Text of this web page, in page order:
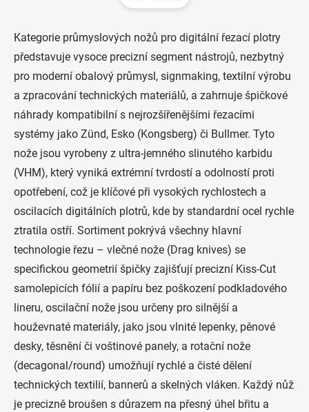
d
c
p
r
v
k
y
v
ý
p
i
u
á
k
o
á
n
í
Kategorie průmyslových nožů pro digitální řezací plotry
představuje vysoce precizní segment nástrojů, nezbytný
pro moderní obalový průmysl, signmaking, textilní výrobu
a zpracování technických materiálů, a zahrnuje špičkové
náhrady kompatibilní s nejrozšířenějšími řezacími
systémy jako Zünd, Esko (Kongsberg) či Bullmer. Tyto
nože jsou vyrobeny z ultra-jemného slinutého karbidu
(VHM), který vyniká extrémní tvrdostí a odolností proti
opotřebení, což je klíčové při vysokých rychlostech a
oscilacích digitálních plotrů, kde by standardní ocel rychle
ztratila ostří. Sortiment pokrývá všechny hlavní
technologie řezu – vlečné nože (Drag knives) se
specifickou geometrií špičky zajišťují precizní Kiss-Cut
samolepicích fólií a papíru bez poškození podkladového
lineru, oscilační nože jsou určeny pro silnější a
houževnaté materiály, jako jsou vlnité lepenky, pěnové
desky, těsnění či voštinové panely, a rotační nože
(decagonal/round) umožňují rychlé a čisté dělení
technických textilií, bannerů a skelných vláken. Každý nůž
je precizně broušen s důrazem na přesný úhel břitu a